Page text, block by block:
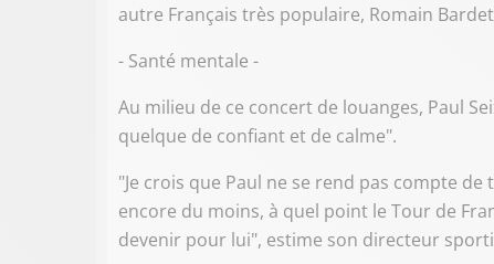
autre Français très populaire, Romain
- Santé mentale -
Au milieu de ce concert de louanges, Paul
quelque de confiant et de calme".
"Je crois que Paul ne se rend pas compte
encore du moins, à quel point le Tour de
devenir pour lui", estime son directeur